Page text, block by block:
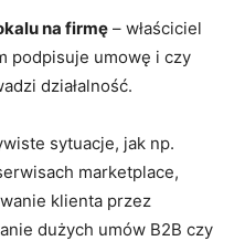
na firmę – właściciel
podpisuje umowę i czy
działalność.
sytuacje, jak np.
marketplace,
klienta przez
dużych umów B2B czy